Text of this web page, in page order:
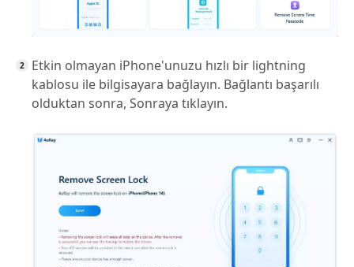
Etkin olmayan iPhone'unuzu hızlı bir lightning
kablosu ile bilgisayara bağlayın. Bağlantı başarılı
olduktan sonra, Sonraya tıklayın.